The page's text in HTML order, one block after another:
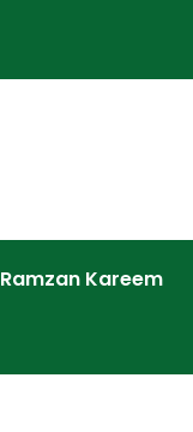
Ramzan Kareem